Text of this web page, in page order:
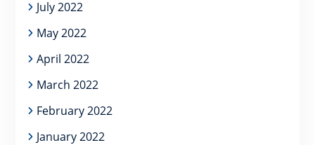
July 2022
May 2022
April 2022
March 2022
February 2022
January 2022